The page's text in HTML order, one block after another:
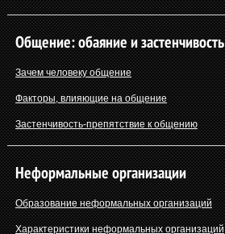
Общение: обаяние и застенчивость
Зачем человеку общение
Факторы, влияющие на общение
Застенчивость-препятствие к общению
Неформальные организации
Образование неформальных организаций
Характеристики неформальных организаций